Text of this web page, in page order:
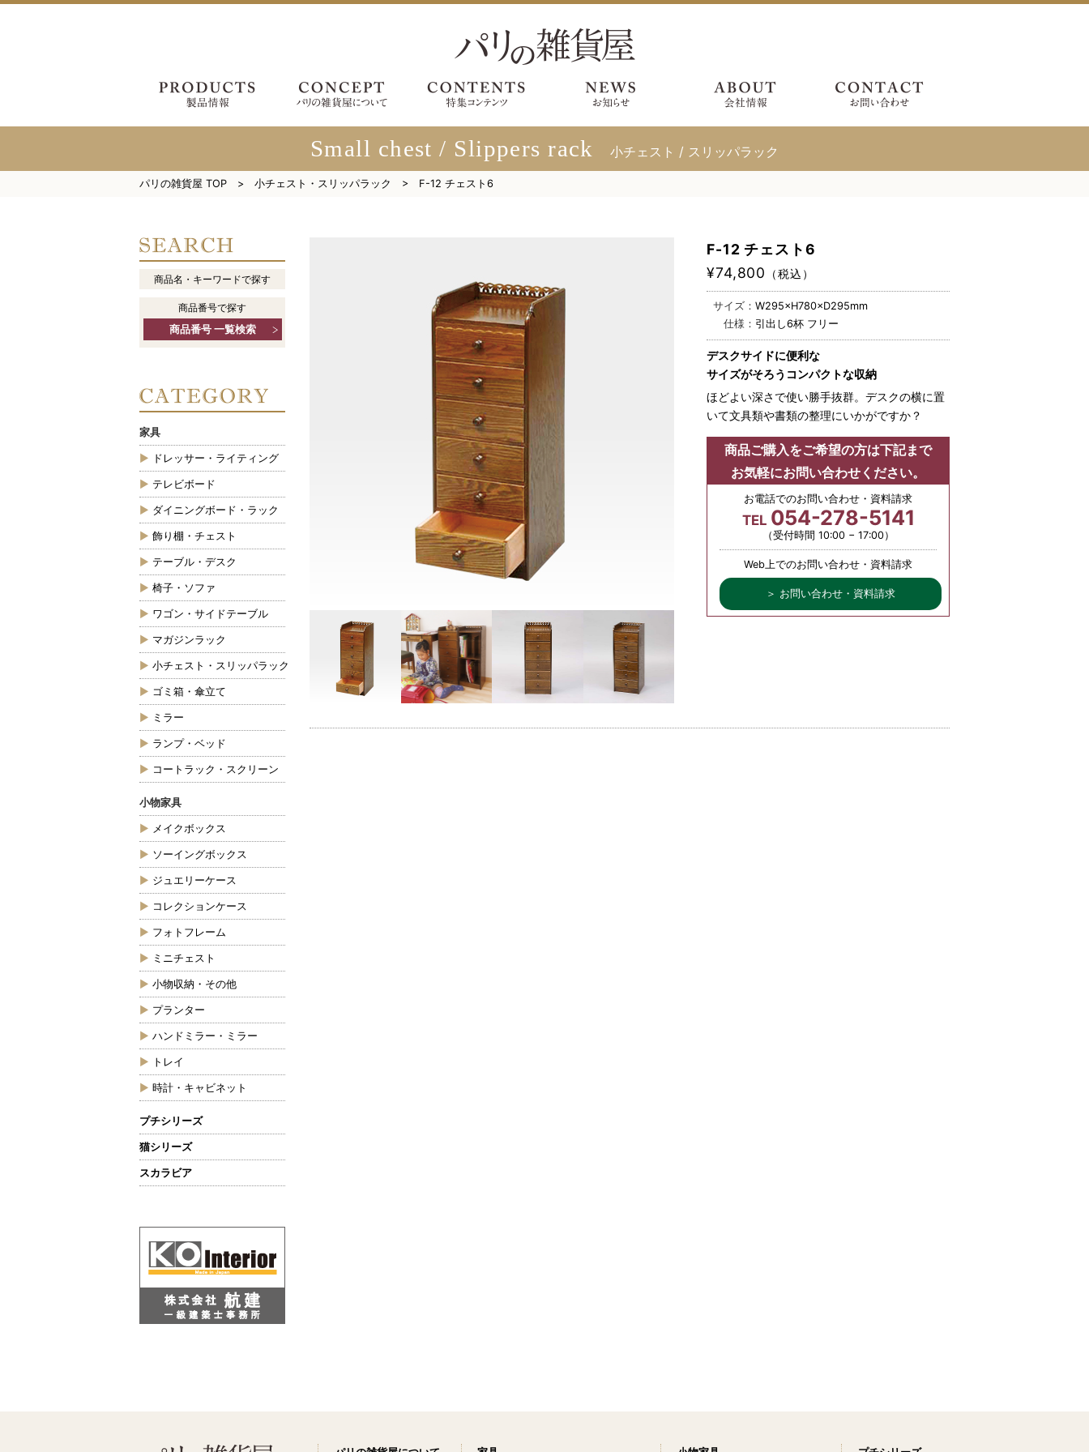
Small chest / Slippers rack 小チェスト / スリッパラック
パリの雑貨屋 TOP 小チェスト・スリッパラック F-12 チェスト6
F-12 チェスト6
¥74,800
（税込）
サイズ： W295×H780×D295mm
仕様： 引出し6杯 フリー
デスクサイドに便利な
サイズがそろうコンパクトな収納
ほどよい深さで使い勝手抜群。デスクの横に置
いて文具類や書類の整理にいかがですか？
商品ご購入をご希望の方は下記まで
お気軽にお問い合わせください。
お電話でのお問い合わせ・資料請求
TEL 054-278-5141
（受付時間 10:00 − 17:00）
Web上でのお問い合わせ・資料請求
＞ お問い合わせ・資料請求
商品名・キーワードで探す
商品番号で探す
商品番号 一覧検索
家具
ドレッサー・ライティング
テレビボード
ダイニングボード・ラック
飾り棚・チェスト
テーブル・デスク
椅子・ソファ
ワゴン・サイドテーブル
マガジンラック
小チェスト・スリッパラック
ゴミ箱・傘立て
ミラー
ランプ・ベッド
コートラック・スクリーン
小物家具
メイクボックス
ソーイングボックス
ジュエリーケース
コレクションケース
フォトフレーム
ミニチェスト
小物収納・その他
プランター
ハンドミラー・ミラー
トレイ
時計・キャビネット
プチシリーズ
猫シリーズ
スカラビア